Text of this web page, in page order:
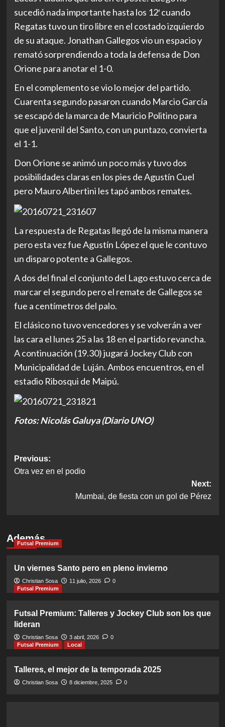
sucedió nada importante hasta los 12′ cuando
Regatas tuvo un tiro libre en el costado izquierdo
de su ataque. Jonathan Gallegos vio un espacio y
remató sorprendiendo a toda la defensa de Don
Orione para anotar el 1-0.
En el complemento se vio lo mejor del partido.
Cuarenta segundo pasaron cuando Marcio García
se escapó de la marca de Mauricio Politino para
que el juvenil del Santo, con un puntazo, convierta
el 1-1.
Don Orione se animó un poco más y tuvo dos
posibilidades claras en los pies de Agustín Cuel
pero Mauro Albertini les tapó ambos remates.
La respuesta de Regatas llegó de la misma manera
pero esta vez fue Agustín López el que le contuvo
un disparo potente a Gallegos.
A dos del final el conjunto del Lago estuvo cerca de
marcar el segundo pero el remate de Gallegos se
fue a centímetros del palo.
El clásico no tuvo vencedores y se volverán a ver
las cara el lunes 25 a las 18 en el partido revancha.
A continuación (19.30) jugará Jockey Club con
Municipalidad de Luján. Ambos encuentros, en el
estadio Ribosqui de Maipú.
Fotos: Nicolás Galuya (Diario UNO)
Post
navigation
Previous:
Otra vez en el podio
Next:
Mumbai, de fiesta con un gol de Pérez
Además
Futsal Premium
Un viernes Santo pero en pleno invierno
Christian Sosa 11 julio, 2026
0
Futsal Premium
Futsal Premium: Talleres y Jockey Club son los que
lideran
Christian Sosa 3 abril, 2026
0
Futsal Premium
Local
Talleres, el mejor de la temporada 2025
Christian Sosa 8 diciembre, 2025 0